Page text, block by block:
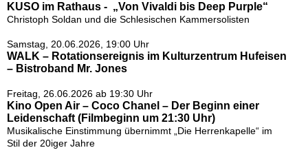
KUSO im Rathaus - „Von Vivaldi bis Deep Purple“
Christoph Soldan und die Schlesischen Kammersolisten
Samstag, 20.06.2026, 19:00 Uhr
WALK – Rotationsereignis im Kulturzentrum Hufeisen
– Bistroband Mr. Jones
Freitag, 26.06.2026 ab 19:30 Uhr
Kino Open Air – Coco Chanel – Der Beginn einer
Leidenschaft (Filmbeginn um 21:30 Uhr)
Musikalische Einstimmung übernimmt „Die Herrenkapelle“ im
Stil der 20iger Jahre